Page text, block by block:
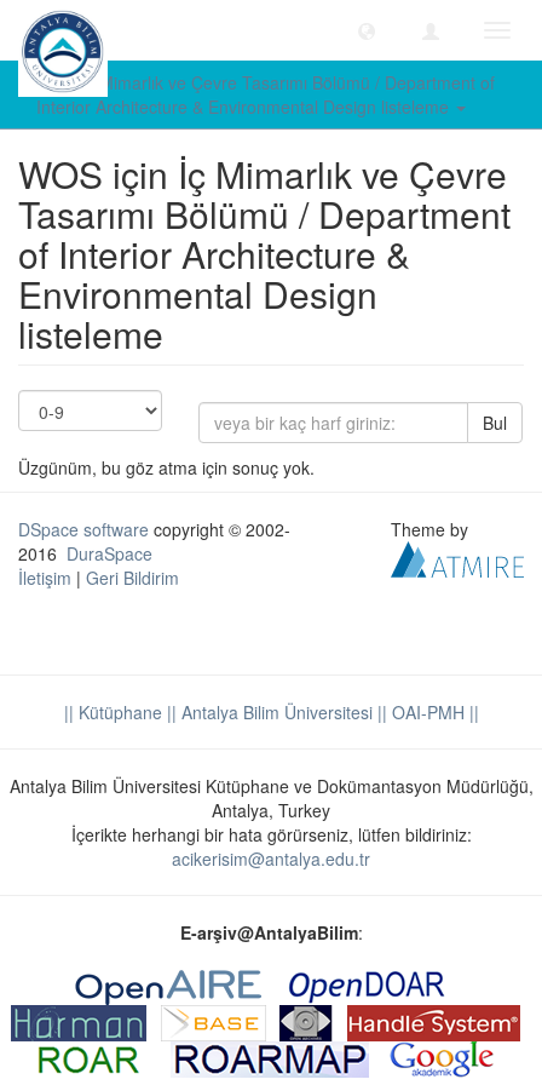
WOS İç Mimarlık ve Çevre Tasarımı Bölümü / Department of
Interior Architecture & Environmental Design listeleme
WOS için İç Mimarlık ve Çevre
Tasarımı Bölümü / Department
of Interior Architecture &
Environmental Design
listeleme
Bul
Üzgünüm, bu göz atma için sonuç yok.
DSpace software copyright © 2002-
2016 DuraSpace
İletişim | Geri Bildirim
Theme by
|| Kütüphane || Antalya Bilim Üniversitesi || OAI-PMH ||
Antalya Bilim Üniversitesi Kütüphane ve Dokümantasyon Müdürlüğü,
Antalya, Turkey
İçerikte herhangi bir hata görürseniz, lütfen bildiriniz:
acikerisim@antalya.edu.tr
E-arşiv@AntalyaBilim: